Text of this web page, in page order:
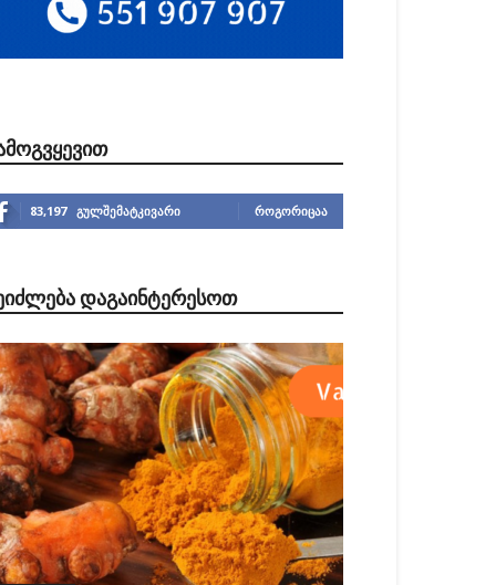
83,197 გულშემატკივარი ᲠᲝᲒᲝᲠᲘᲪᲐᲐ
ᲓᲐᲒᲐᲘᲜᲢᲔᲠᲔᲡᲝᲗ